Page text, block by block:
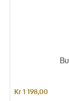
Kr 1 198,00